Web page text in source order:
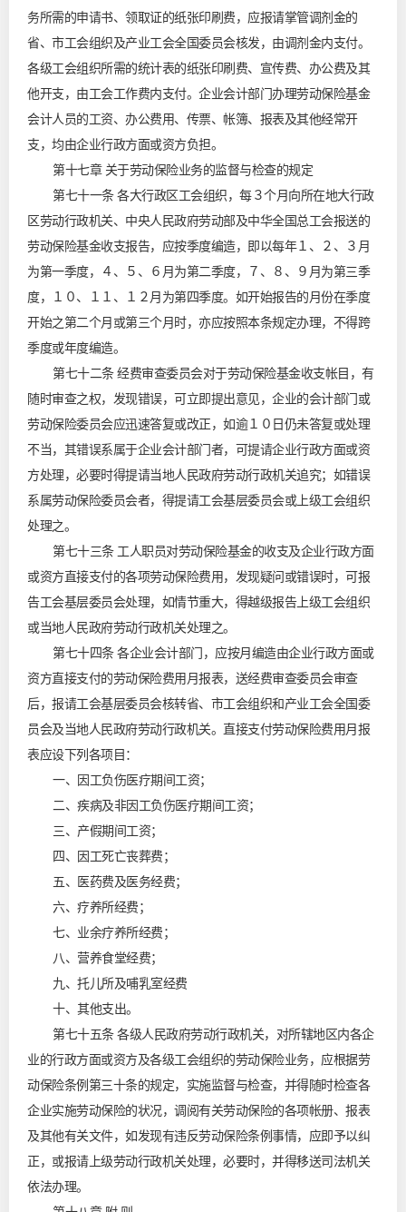
务所需的申请书、领取证的纸张印刷费，应报请掌管调剂金的
省、市工会组织及产业工会全国委员会核发，由调剂金内支付。
各级工会组织所需的统计表的纸张印刷费、宣传费、办公费及其
他开支，由工会工作费内支付。企业会计部门办理劳动保险基金
会计人员的工资、办公费用、传票、帐簿、报表及其他经常开
支，均由企业行政方面或资方负担。
第十七章 关于劳动保险业务的监督与检查的规定
第七十一条 各大行政区工会组织，每３个月向所在地大行政
区劳动行政机关、中央人民政府劳动部及中华全国总工会报送的
劳动保险基金收支报告，应按季度编造，即以每年１、２、３月
为第一季度，４、５、６月为第二季度，７、８、９月为第三季
度，１０、１１、１２月为第四季度。如开始报告的月份在季度
开始之第二个月或第三个月时，亦应按照本条规定办理，不得跨
季度或年度编造。
第七十二条 经费审查委员会对于劳动保险基金收支帐目，有
随时审查之权，发现错误，可立即提出意见，企业的会计部门或
劳动保险委员会应迅速答复或改正，如逾１０日仍未答复或处理
不当，其错误系属于企业会计部门者，可提请企业行政方面或资
方处理，必要时得提请当地人民政府劳动行政机关追究；如错误
系属劳动保险委员会者，得提请工会基层委员会或上级工会组织
处理之。
第七十三条 工人职员对劳动保险基金的收支及企业行政方面
或资方直接支付的各项劳动保险费用，发现疑问或错误时，可报
告工会基层委员会处理，如情节重大，得越级报告上级工会组织
或当地人民政府劳动行政机关处理之。
第七十四条 各企业会计部门，应按月编造由企业行政方面或
资方直接支付的劳动保险费用月报表，送经费审查委员会审查
后，报请工会基层委员会核转省、市工会组织和产业工会全国委
员会及当地人民政府劳动行政机关。直接支付劳动保险费用月报
表应设下列各项目：
一、因工负伤医疗期间工资；
二、疾病及非因工负伤医疗期间工资；
三、产假期间工资；
四、因工死亡丧葬费；
五、医药费及医务经费；
六、疗养所经费；
七、业余疗养所经费；
八、营养食堂经费；
九、托儿所及哺乳室经费
十、其他支出。
第七十五条 各级人民政府劳动行政机关，对所辖地区内各企
业的行政方面或资方及各级工会组织的劳动保险业务，应根据劳
动保险条例第三十条的规定，实施监督与检查，并得随时检查各
企业实施劳动保险的状况，调阅有关劳动保险的各项帐册、报表
及其他有关文件，如发现有违反劳动保险条例事情，应即予以纠
正，或报请上级劳动行政机关处理，必要时，并得移送司法机关
依法办理。